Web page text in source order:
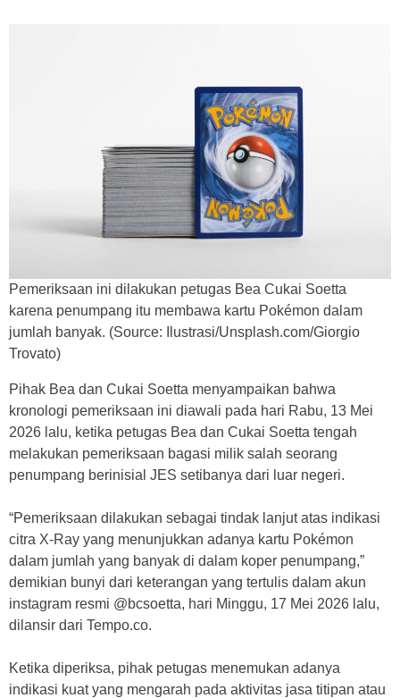
Pemeriksaan ini dilakukan petugas Bea Cukai Soetta
karena penumpang itu membawa kartu Pokémon dalam
jumlah banyak. (Source: Ilustrasi/Unsplash.com/Giorgio
Trovato)
Pihak Bea dan Cukai Soetta menyampaikan bahwa
kronologi pemeriksaan ini diawali pada hari Rabu, 13 Mei
2026 lalu, ketika petugas Bea dan Cukai Soetta tengah
melakukan pemeriksaan bagasi milik salah seorang
penumpang berinisial JES setibanya dari luar negeri.
“Pemeriksaan dilakukan sebagai tindak lanjut atas indikasi
citra X-Ray yang menunjukkan adanya kartu Pokémon
dalam jumlah yang banyak di dalam koper penumpang,”
demikian bunyi dari keterangan yang tertulis dalam akun
instagram resmi @bcsoetta, hari Minggu, 17 Mei 2026 lalu,
dilansir dari Tempo.co.
Ketika diperiksa, pihak petugas menemukan adanya
indikasi kuat yang mengarah pada aktivitas jasa titipan atau